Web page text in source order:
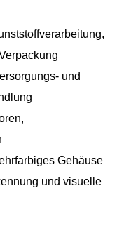
und
Gehäuse
und visuelle